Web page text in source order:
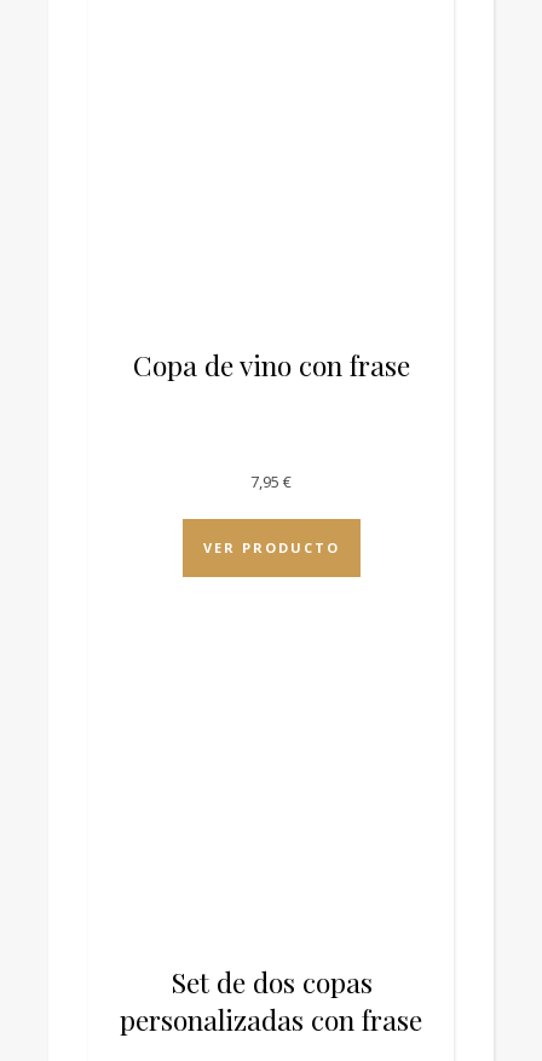
Copa de vino con frase
7,95 €
VER PRODUCTO
Set de dos copas
personalizadas con frase